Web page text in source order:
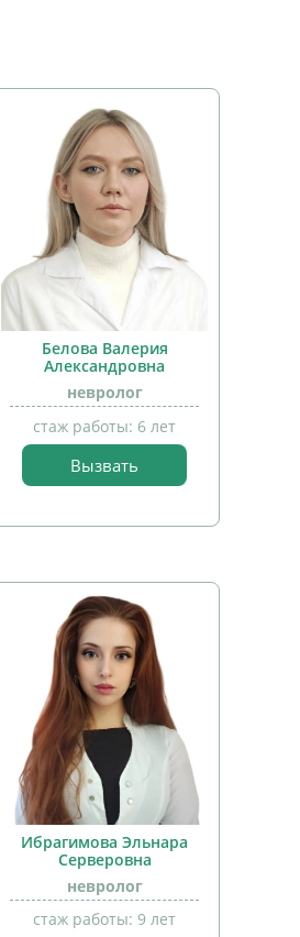
детей
Белова Валерия
Александровна
невролог
стаж работы: 6 лет
Вызвать
Ибрагимова Эльнара
Серверовна
невролог
стаж работы: 9 лет